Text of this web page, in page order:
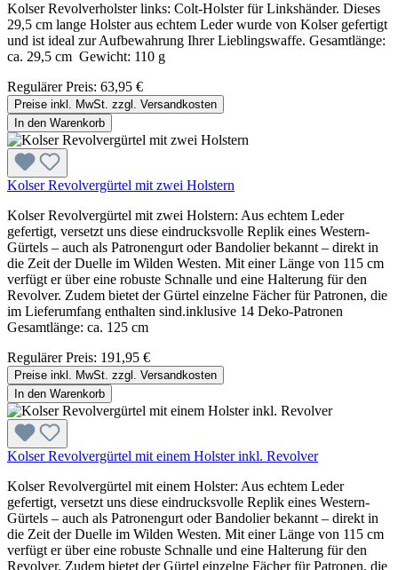
Kolser Revolverholster links: Colt-Holster für Linkshänder. Dieses
29,5 cm lange Holster aus echtem Leder wurde von Kolser gefertigt
und ist ideal zur Aufbewahrung Ihrer Lieblingswaffe. Gesamtlänge:
ca. 29,5 cm Gewicht: 110 g
Regulärer Preis: 63,95 €
Preise inkl. MwSt. zzgl. Versandkosten
In den Warenkorb
Kolser Revolvergürtel mit zwei Holstern
Kolser Revolvergürtel mit zwei Holstern: Aus echtem Leder
gefertigt, versetzt uns diese eindrucksvolle Replik eines Western-
Gürtels – auch als Patronengurt oder Bandolier bekannt – direkt in
die Zeit der Duelle im Wilden Westen. Mit einer Länge von 115 cm
verfügt er über eine robuste Schnalle und eine Halterung für den
Revolver. Zudem bietet der Gürtel einzelne Fächer für Patronen, die
im Lieferumfang enthalten sind.inklusive 14 Deko-Patronen
Gesamtlänge: ca. 125 cm
Regulärer Preis: 191,95 €
Preise inkl. MwSt. zzgl. Versandkosten
In den Warenkorb
Kolser Revolvergürtel mit einem Holster inkl. Revolver
Kolser Revolvergürtel mit einem Holster: Aus echtem Leder
gefertigt, versetzt uns diese eindrucksvolle Replik eines Western-
Gürtels – auch als Patronengurt oder Bandolier bekannt – direkt in
die Zeit der Duelle im Wilden Westen. Mit einer Länge von 115 cm
verfügt er über eine robuste Schnalle und eine Halterung für den
Revolver. Zudem bietet der Gürtel einzelne Fächer für Patronen, die